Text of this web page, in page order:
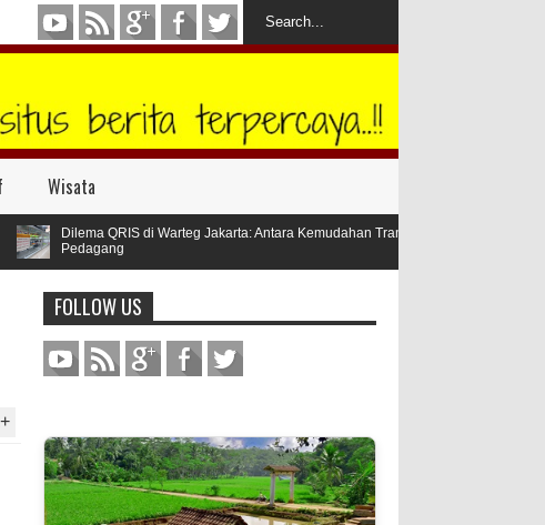
Wisata
Dilema QRIS di Warteg Jakarta: Antara Kemudahan Transaksi Digital dan Keamanan
Pedagang
+
FOLLOW US